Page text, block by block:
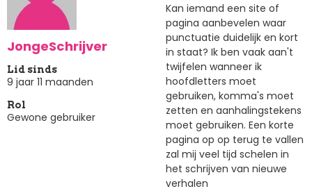
JongeSchrijver
Lid sinds
9 jaar 11 maanden
Rol
Gewone gebruiker
Kan iemand een site of
pagina aanbevelen waar
punctuatie duidelijk en kort
in staat? Ik ben vaak aan't
twijfelen wanneer ik
hoofdletters moet
gebruiken, komma's moet
zetten en aanhalingstekens
moet gebruiken. Een korte
pagina op op terug te vallen
zal mij veel tijd schelen in
het schrijven van nieuwe
verhalen